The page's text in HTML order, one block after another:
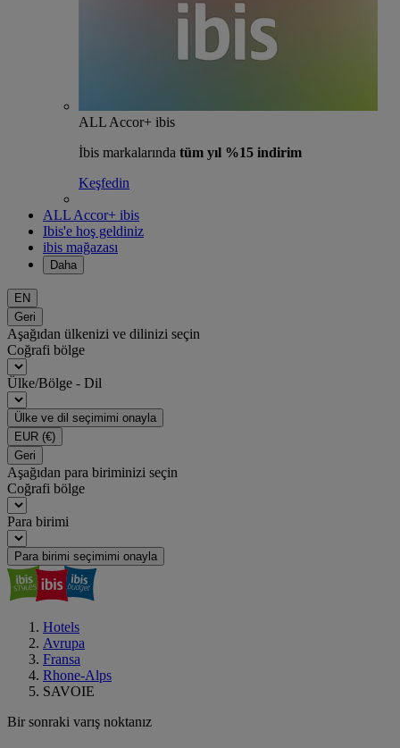
ALL Accor+ ibis
İbis markalarında tüm yıl %15 indirim
Keşfedin
ALL Accor+ ibis
Ibis'e hoş geldiniz
ibis mağazası
Daha
EN
Geri
Aşağıdan ülkenizi ve dilinizi seçin
Coğrafi bölge
Ülke/Bölge - Dil
Ülke ve dil seçimimi onayla
EUR (€)
Geri
Aşağıdan para biriminizi seçin
Coğrafi bölge
Para birimi
Para birimi seçimimi onayla
Hotels
Avrupa
Fransa
Rhone-Alps
SAVOIE
Bir sonraki varış noktanız